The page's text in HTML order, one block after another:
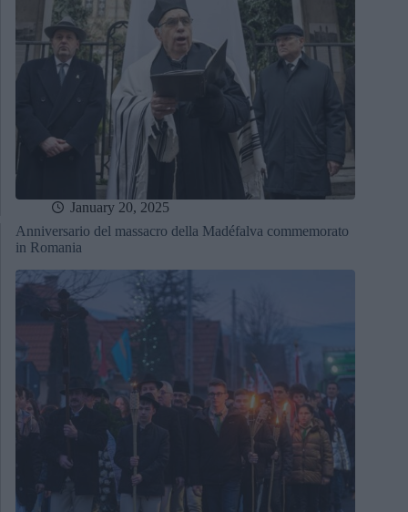
January 20, 2025
Anniversario del massacro della Madéfalva commemorato
in Romania